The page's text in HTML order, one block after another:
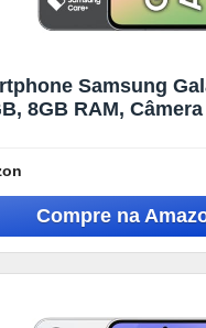
Samsung
8GB RAM, Câmera